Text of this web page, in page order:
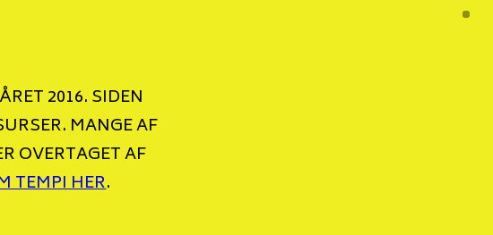
2016. SIDEN
MANGE AF
OVERTAGET AF
TEMPI HER.